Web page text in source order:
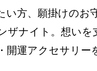
い方、願掛けのお
ザナイト。想いを
開運アクセサリー